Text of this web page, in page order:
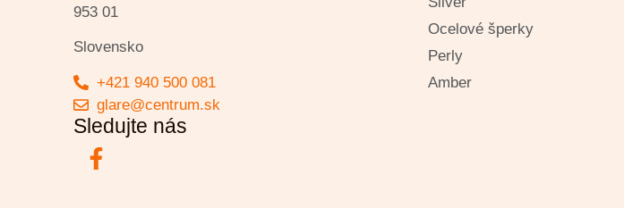
953 01
Slovensko
+421 940 500 081
glare@centrum.sk
Sledujte nás
Ocelové šperky
Perly
Amber